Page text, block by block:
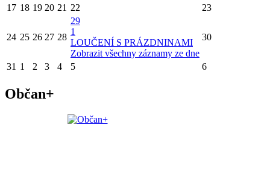
17 18 19 20 21 22 23
24 25 26 27 28
29
1
LOUČENÍ S PRÁZDNINAMI
Zobrazit všechny záznamy ze dne
30
31 1 2 3 4 5 6
Občan+